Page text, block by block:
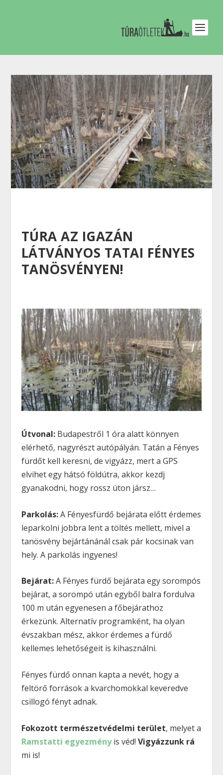
TÚRA AZ IGAZÁN
LÁTVÁNYOS TATAI FÉNYES
TANÖSVÉNYEN!
Útvonal:Budapestről 1 óra alatt könnyen
elérhető, nagyrészt autópályán. Tatán a Fényes
fürdőt kell keresni, de vigyázz, mert a GPS
elvihet egy hátsó földútra, akkor kezdj
gyanakodni, hogy rossz úton jársz…
Parkolás:A Fényesfürdő bejárata előtt érdemes
leparkolni jobbra lent a töltés mellett, mivel a
tanösvény bejártánánál csak pár kocsinak van
hely. A parkolás ingyenes!
Bejárat:A Fényes fürdő bejárata egy sorompós
bejárat, a sorompó után egyből balra fordulva
100 m után egyenesen a főbejárathoz
érkezünk. Alternatív programként, ha olyan
évszakban mész, akkor érdemes a fürdő
kellemes lehetőségeit is kihasználni.
Fényes fürdő onnan kapta a nevét, hogy a
feltörő források a kvarchomokkal keveredve
csillogó fényt adnak.
Fokozott természetvédelmi terület, melyet a
Ramstatti egyezményis véd! Vigyázzunk rá
mi is!